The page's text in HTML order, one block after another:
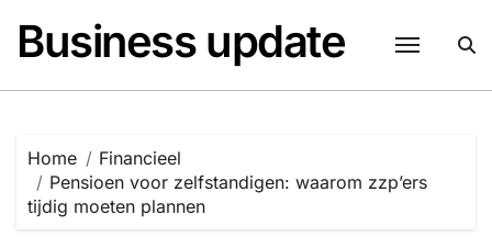
inhoud
Business update
Home
Financieel
Pensioen voor zelfstandigen: waarom zzp’ers
tijdig moeten plannen